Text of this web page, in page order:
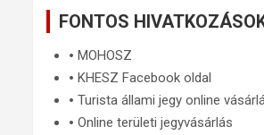
FONTOS
🞄MOHOSZ
🞄KHESZ Facebook oldal
🞄Turista állami jegy online
🞄Online területi jegyvásárlás